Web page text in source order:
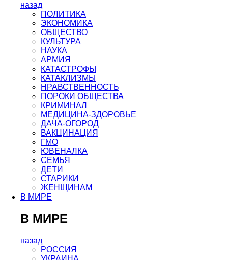
назад
ПОЛИТИКА
ЭКОНОМИКА
ОБЩЕСТВО
КУЛЬТУРА
НАУКА
АРМИЯ
КАТАСТРОФЫ
КАТАКЛИЗМЫ
НРАВСТВЕННОСТЬ
ПОРОКИ ОБЩЕСТВА
КРИМИНАЛ
МЕДИЦИНА-ЗДОРОВЬЕ
ДАЧА-ОГОРОД
ВАКЦИНАЦИЯ
ГМО
ЮВЕНАЛКА
СЕМЬЯ
ДЕТИ
СТАРИКИ
ЖЕНЩИНАМ
В МИРЕ
В МИРЕ
назад
РОСCИЯ